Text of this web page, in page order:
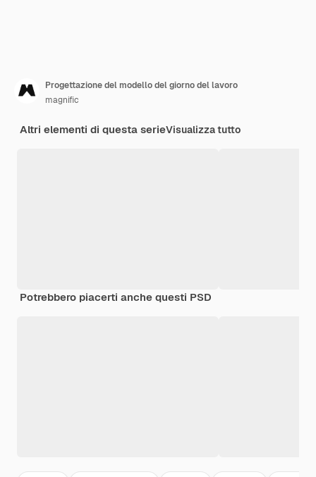
Progettazione del modello del giorno del lavoro
magnific
Altri elementi di questa serieVisualizza tutto
Potrebbero piacerti anche questi PSD